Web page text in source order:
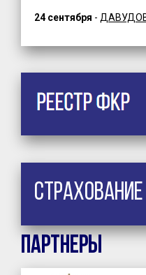
24 сентября -
Страхование
Партнеры